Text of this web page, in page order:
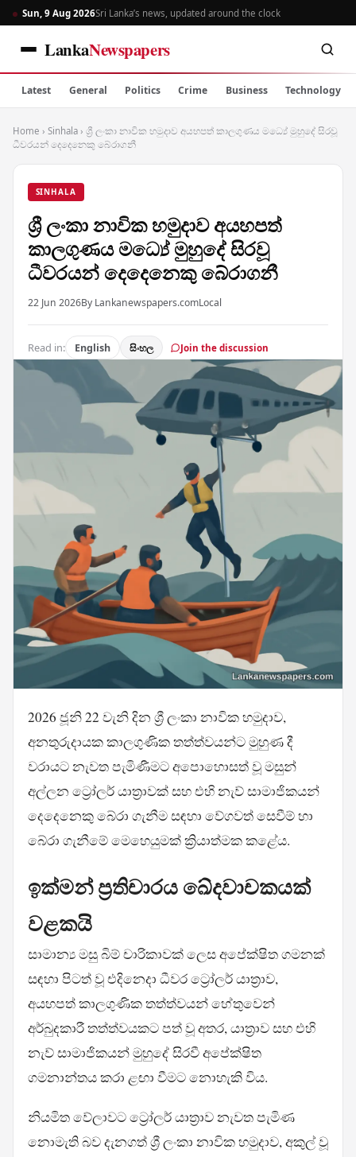
Sun, 9 Aug 2026Sri Lanka’s news, updated around the clock
LankaNewspapers
Latest General Politics Crime Business Technology
Home › Sinhala › ශ්‍රී ලංකා නාවික හමුදාව අයහපත් කාලගුණය මධ්‍යේ මුහුදේ සිරවූ
ධීවරයන් දෙදෙනෙකු බේරාගනී
SINHALA
ශ්‍රී ලංකා නාවික හමුදාව අයහපත්
කාලගුණය මධ්‍යේ මුහුදේ සිරවූ
ධීවරයන් දෙදෙනෙකු බේරාගනී
22 Jun 2026By Lankanewspapers.comLocal
Read in: English සිංහල Join the discussion
2026 ජූනි 22 වැනි දින ශ්‍රී ලංකා නාවික හමුදාව,
අනතුරුදායක කාලගුණික තත්ත්වයන්ට මුහුණ දී
වරායට නැවත පැමිණීමට අපොහොසත් වූ මසුන්
අල්ලන ට්‍රෝලර් යාත්‍රාවක් සහ එහි නැව් සාමාජිකයන්
දෙදෙනෙකු බේරා ගැනීම සඳහා වේගවත් සෙවීම් හා
බේරා ගැනීමේ මෙහෙයුමක් ක්‍රියාත්මක කළේය.
ඉක්මන් ප්‍රතිචාරය ඛේදවාචකයක්
වළකයි
සාමාන්‍ය මසු බිම් චාරිකාවක් ලෙස අපේක්ෂිත ගමනක්
සඳහා පිටත් වූ එදිනෙදා ධීවර ට්‍රෝලර් යාත්‍රාව,
අයහපත් කාලගුණික තත්ත්වයන් හේතුවෙන්
අර්බුදකාරී තත්ත්වයකට පත් වූ අතර, යාත්‍රාව සහ එහි
නැව් සාමාජිකයන් මුහුදේ සිරවී අපේක්ෂිත
ගමනාන්තය කරා ළඟා වීමට නොහැකි විය.
නියමිත වේලාවට ට්‍රෝලර් යාත්‍රාව නැවත පැමිණ
නොමැති බව දැනගත් ශ්‍රී ලංකා නාවික හමුදාව, අකුල් වූ